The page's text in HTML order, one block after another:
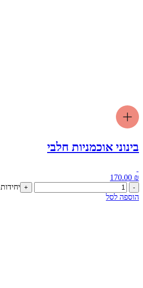
בינוני אוכמניות חלבי
170.00 ₪
-
כמות
של
+ יחידות
הוספה לסל